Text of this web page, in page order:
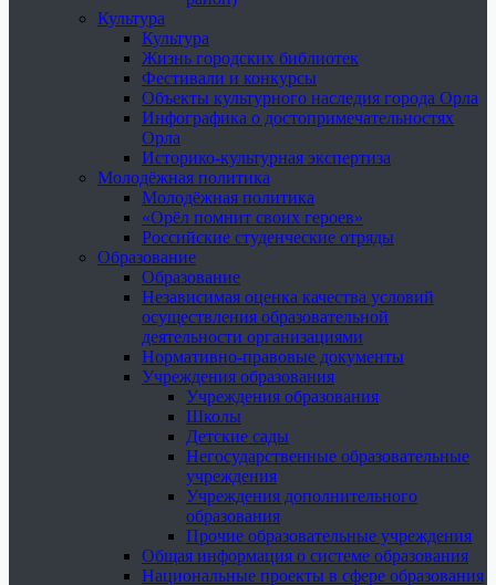
Культура
Культура
Жизнь городских библиотек
Фестивали и конкурсы
Объекты культурного наследия города Орла
Инфографика о достопримечательностях
Орла
Историко-культурная экспертиза
Молодёжная политика
Молодёжная политика
«Орёл помнит своих героев»
Российские студенческие отряды
Образование
Образование
Независимая оценка качества условий
осуществления образовательной
деятельности организациями
Нормативно-правовые документы
Учреждения образования
Учреждения образования
Школы
Детские сады
Негосударственные образовательные
учреждения
Учреждения дополнительного
образования
Прочие образовательные учреждения
Общая информация о системе образования
Национальные проекты в сфере образования